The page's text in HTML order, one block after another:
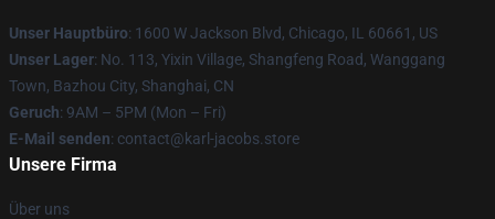
Unser Hauptbüro: 1600 W Jackson Blvd, Chicago, IL 60661, US
Unser Lager: No. 113, Yixin Village, Shangfeng Road, Wanggang
Town, Bazhou City, Shanghai, CN
Geruch: 9AM – 5PM (Mon – Fri)
E-Mail senden: contact@karl-jacobs.store
Unsere Firma
Über uns